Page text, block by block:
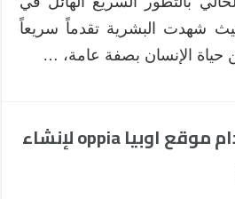
شهدت البشرية تقدماً سريعاً
الإنسان بصفة عامة، …
شرح طريقة استخدام موقع اوبيا oppia لإنشاء